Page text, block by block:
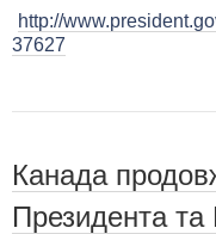
http://
37627
Канада
Президента та